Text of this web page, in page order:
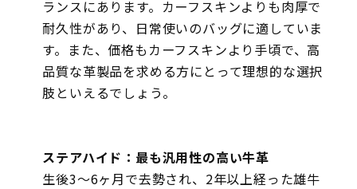
ランスにあります。カーフスキンよりも肉厚で
耐久性があり、日常使いのバッグに適していま
す。また、価格もカーフスキンより手頃で、高
品質な革製品を求める方にとって理想的な選択
肢といえるでしょう。
ステアハイド：最も汎用性の高い牛革
生後3～6ヶ月で去勢され、2年以上経った雄牛